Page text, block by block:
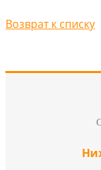
Возврат к списку